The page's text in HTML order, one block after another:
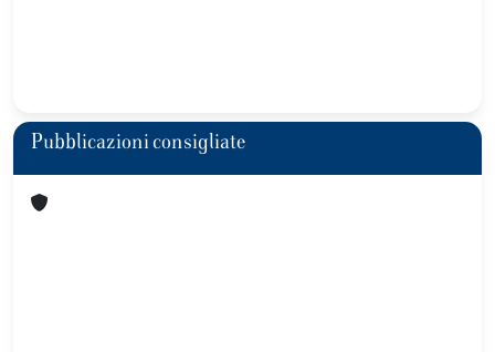
Pubblicazioni consigliate